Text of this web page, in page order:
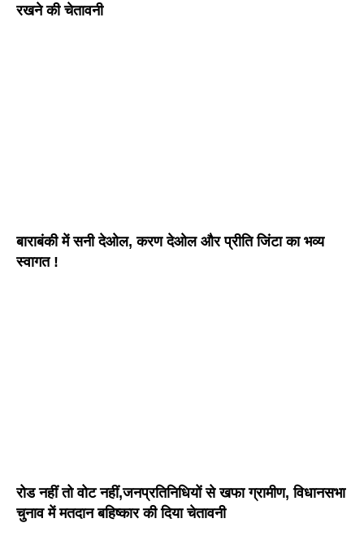
रखने की चेतावनी
बाराबंकी में सनी देओल, करण देओल और प्रीति जिंटा का भव्य
स्वागत !
रोड नहीं तो वोट नहीं,जनप्रतिनिधियों से खफा ग्रामीण, विधानसभा
चुनाव में मतदान बहिष्कार की दिया चेतावनी